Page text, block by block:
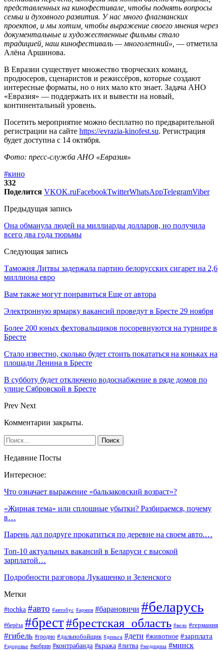
представленных на кинофестивале, чтобы поднять вопросы
семьи и духовного развития. У нас много флагманских
проектов, и мы хотим, чтобы выражение своего мнения через
документальные и художественные фильмы стало
традицией, наш кинофестиваль — многолетний», — отметила
Алёна Аршинова.
В Евразии существует множество творческих команд,
продюсеров, сценаристов и режиссёров, которые создают
интересные форматы, но о них мало кто знает. Задача АНО
«Евразия» — поддержать их и вывести на новый,
континентальный уровень.
Посетить мероприятие можно бесплатно по предварительной
регистрации на сайте https://evrazia-kinofest.su. Регистрация
будет доступна с 14 октября.
Фото: пресс-служба АНО «Евразия»
#кино
332
Поделится VKOK.ruFacebookTwitterWhatsAppTelegramViber
Предыдущая запись
Она обманула людей на миллиарды долларов, но получила
всего два года тюрьмы
Следующая запись
Таможня Литвы задержала партию белорусских сигарет на 2,6
миллиона евро
Вам также могут понравиться Еще от автора
Электронную ярмарку вакансий проведут в Бресте 29 ноября
Более 200 юных фехтовальщиков посоревнуются на турнире в
Бресте
Стало известно, сколько будет стоить покататься на коньках на
площади Ленина в Бресте
В субботу будет отключено водоснабжение в ряде домов по
улице Сябровской в Бресте
Prev Next
Комментарии закрыты.
Недавние Посты
Интересное:
Что означает выражение «бальзаковский возраст»?
«Жирная тема» или сплошные убытки? Разбираемся, почему
в…
Парень дал подруге прокатиться по деревне на своем авто.…
Топ-10 актуальных вакансий в Беларуси с высокой
зарплатой…
Подробности разговора Лукашенко и Зеленского
Метки
#tochka #авто #автобус #армия #барановичи #беларусь
#берёза #брест#брестская_область #вело #германия
#гибель #гродно #дальнобойщик #деньга #дети #животное #зарплата
#здоровье #кобрин #контрабанда #кража #литва #медицина #минск